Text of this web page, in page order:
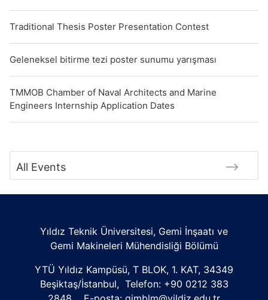
Traditional Thesis Poster Presentation Contest
Geleneksel bitirme tezi poster sunumu yarışması
TMMOB Chamber of Naval Architects and Marine
Engineers Internship Application Dates
All Events
Yıldız Teknik Üniversitesi, Gemi İnşaatı ve
Gemi Makineleri Mühendisliği Bölümü
YTÜ Yıldız Kampüsü, T BLOK, 1. KAT, 34349
Beşiktaş/İstanbul, Telefon: +90 0212 383